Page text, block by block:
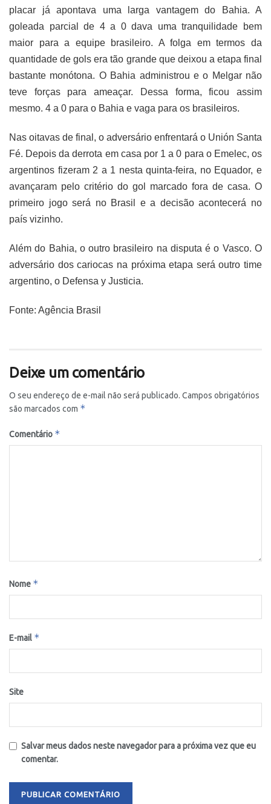
placar já apontava uma larga vantagem do Bahia. A
goleada parcial de 4 a 0 dava uma tranquilidade bem
maior para a equipe brasileiro. A folga em termos da
quantidade de gols era tão grande que deixou a etapa final
bastante monótona. O Bahia administrou e o Melgar não
teve forças para ameaçar. Dessa forma, ficou assim
mesmo. 4 a 0 para o Bahia e vaga para os brasileiros.
Nas oitavas de final, o adversário enfrentará o Unión Santa
Fé. Depois da derrota em casa por 1 a 0 para o Emelec, os
argentinos fizeram 2 a 1 nesta quinta-feira, no Equador, e
avançaram pelo critério do gol marcado fora de casa. O
primeiro jogo será no Brasil e a decisão acontecerá no
país vizinho.
Além do Bahia, o outro brasileiro na disputa é o Vasco. O
adversário dos cariocas na próxima etapa será outro time
argentino, o Defensa y Justicia.
Fonte: Agência Brasil
Deixe um comentário
O seu endereço de e-mail não será publicado. Campos obrigatórios
são marcados com *
Comentário *
Nome *
E-mail *
Site
Salvar meus dados neste navegador para a próxima vez que eu
comentar.